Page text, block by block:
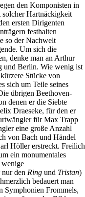
den Komponisten in
solcher Hartnäckigkeit
ersten Dirigenten
festhalten
so der Nachwelt
Um sich die
denke man an Arthur
und Berlin. Wie wenig ist
Stücke von
sich um Teile seines
übrigen Beethoven-
denen er die Siebte
Draeseke, für den er
für Max Trapp
eine große Anzahl
von Bach und Händel
Höller erstreckt. Freilich
ein monumentales
wenige
den Ring und Tristan)
bedauert man
Symphonien Frommels,